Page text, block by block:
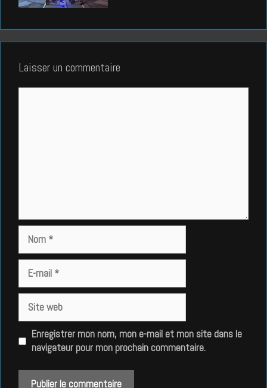
Laisser un commentaire
mail
web
Enregistrer mon nom, mon e-mail et mon site dans le
navigateur pour mon prochain commentaire.